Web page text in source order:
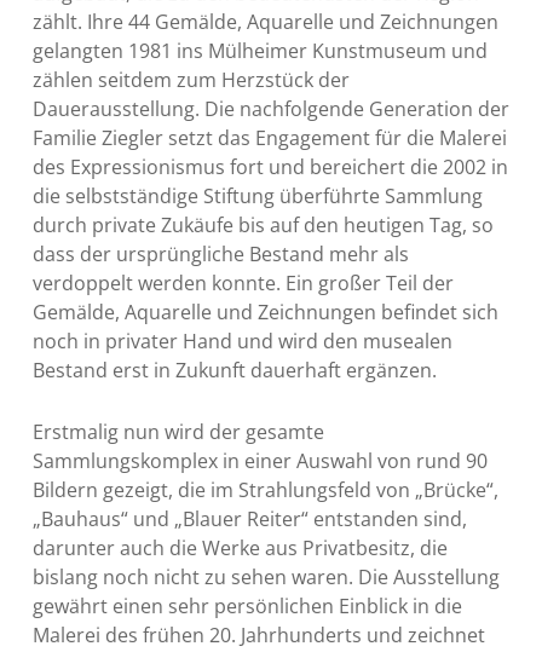
zählt. Ihre 44 Gemälde, Aquarelle und Zeichnungen
gelangten 1981 ins Mülheimer Kunstmuseum und
zählen seitdem zum Herzstück der
Dauerausstellung. Die nachfolgende Generation der
Familie Ziegler setzt das Engagement für die Malerei
des Expressionismus fort und bereichert die 2002 in
die selbstständige Stiftung überführte Sammlung
durch private Zukäufe bis auf den heutigen Tag, so
dass der ursprüngliche Bestand mehr als
verdoppelt werden konnte. Ein großer Teil der
Gemälde, Aquarelle und Zeichnungen befindet sich
noch in privater Hand und wird den musealen
Bestand erst in Zukunft dauerhaft ergänzen.
Erstmalig nun wird der gesamte
Sammlungskomplex in einer Auswahl von rund 90
Bildern gezeigt, die im Strahlungsfeld von „Brücke“,
„Bauhaus“ und „Blauer Reiter“ entstanden sind,
darunter auch die Werke aus Privatbesitz, die
bislang noch nicht zu sehen waren. Die Ausstellung
gewährt einen sehr persönlichen Einblick in die
Malerei des frühen 20. Jahrhunderts und zeichnet